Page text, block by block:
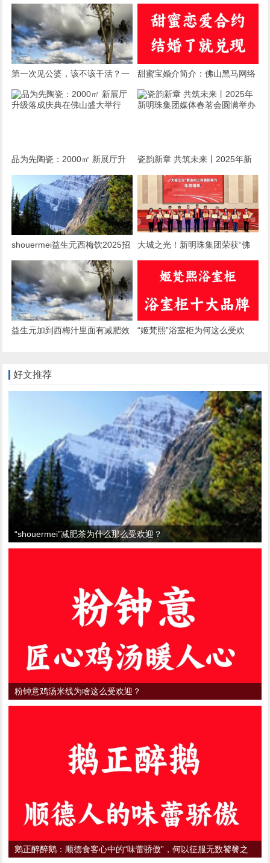
第一次见公婆，该不该干活？一
场关乎情商与自我的微妙博弈
甜蜜宝婚介简介：佛山黑马网络
有限公司旗下婚恋服务品牌
品为先陶瓷：2000㎡ 新展厅升
级落成庆典在佛山盛大举行
瓷韵新章 共筑未来丨2025年新
明珠集团媒体春茗会圆满举办
shouermei益生元西梅饮2025招
募合伙人：共赴健康饮品新蓝海
大城之光！新明珠集团荣获“佛
益生元加到西梅汁里面有减肥效
“姬梵熙”浴室柜为何这么受欢
好文推荐
“shouermei”减肥茶为什么那么受欢迎？
粉钟意鸡汤米线为啥这么受欢迎？
鹅正醉醉鹅：顺德食客心中的“味蕾骄傲”，何以征服无数饕餮之